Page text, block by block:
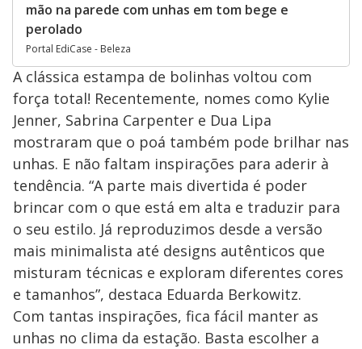
mão na parede com unhas em tom bege e
perolado
Portal EdiCase - Beleza
A clássica estampa de bolinhas voltou com
força total! Recentemente, nomes como Kylie
Jenner, Sabrina Carpenter e Dua Lipa
mostraram que o poá também pode brilhar nas
unhas. E não faltam inspirações para aderir à
tendência. “A parte mais divertida é poder
brincar com o que está em alta e traduzir para
o seu estilo. Já reproduzimos desde a versão
mais minimalista até designs autênticos que
misturam técnicas e exploram diferentes cores
e tamanhos”, destaca Eduarda Berkowitz.
Com tantas inspirações, fica fácil manter as
unhas no clima da estação. Basta escolher a